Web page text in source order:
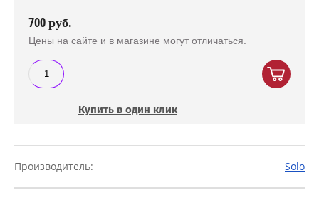
700 руб.
Цены на сайте и в магазине могут отличаться.
Купить в один клик
Производитель: Solo